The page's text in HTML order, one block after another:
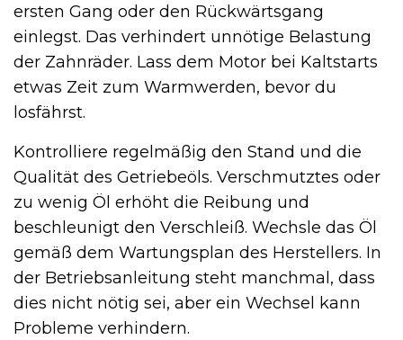
ersten Gang oder den Rückwärtsgang
einlegst. Das verhindert unnötige Belastung
der Zahnräder. Lass dem Motor bei Kaltstarts
etwas Zeit zum Warmwerden, bevor du
losfährst.
Kontrolliere regelmäßig den Stand und die
Qualität des Getriebeöls. Verschmutztes oder
zu wenig Öl erhöht die Reibung und
beschleunigt den Verschleiß. Wechsle das Öl
gemäß dem Wartungsplan des Herstellers. In
der Betriebsanleitung steht manchmal, dass
dies nicht nötig sei, aber ein Wechsel kann
Probleme verhindern.